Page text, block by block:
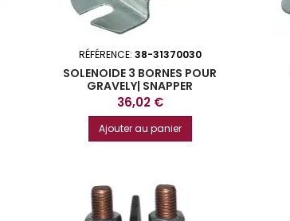
RÉFÉRENCE: 38-31370030
SOLENOIDE 3 BORNES POUR
GRAVELY| SNAPPER
Prix
36,02 €
Ajouter au panier